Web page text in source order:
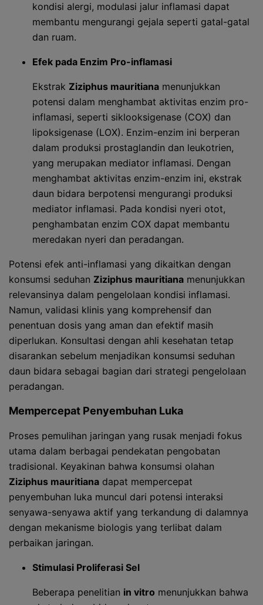
kondisi alergi, modulasi jalur inflamasi dapat
membantu mengurangi gejala seperti gatal-gatal
dan ruam.
Efek pada Enzim Pro-inflamasi
Ekstrak Ziziphus mauritiana menunjukkan
potensi dalam menghambat aktivitas enzim pro-
inflamasi, seperti siklooksigenase (COX) dan
lipoksigenase (LOX). Enzim-enzim ini berperan
dalam produksi prostaglandin dan leukotrien,
yang merupakan mediator inflamasi. Dengan
menghambat aktivitas enzim-enzim ini, ekstrak
daun bidara berpotensi mengurangi produksi
mediator inflamasi. Pada kondisi nyeri otot,
penghambatan enzim COX dapat membantu
meredakan nyeri dan peradangan.
Potensi efek anti-inflamasi yang dikaitkan dengan
konsumsi seduhan Ziziphus mauritiana menunjukkan
relevansinya dalam pengelolaan kondisi inflamasi.
Namun, validasi klinis yang komprehensif dan
penentuan dosis yang aman dan efektif masih
diperlukan. Konsultasi dengan ahli kesehatan tetap
disarankan sebelum menjadikan konsumsi seduhan
daun bidara sebagai bagian dari strategi pengelolaan
peradangan.
Mempercepat Penyembuhan Luka
Proses pemulihan jaringan yang rusak menjadi fokus
utama dalam berbagai pendekatan pengobatan
tradisional. Keyakinan bahwa konsumsi olahan
Ziziphus mauritiana dapat mempercepat
penyembuhan luka muncul dari potensi interaksi
senyawa-senyawa aktif yang terkandung di dalamnya
dengan mekanisme biologis yang terlibat dalam
perbaikan jaringan.
Stimulasi Proliferasi Sel
Beberapa penelitian in vitro menunjukkan bahwa